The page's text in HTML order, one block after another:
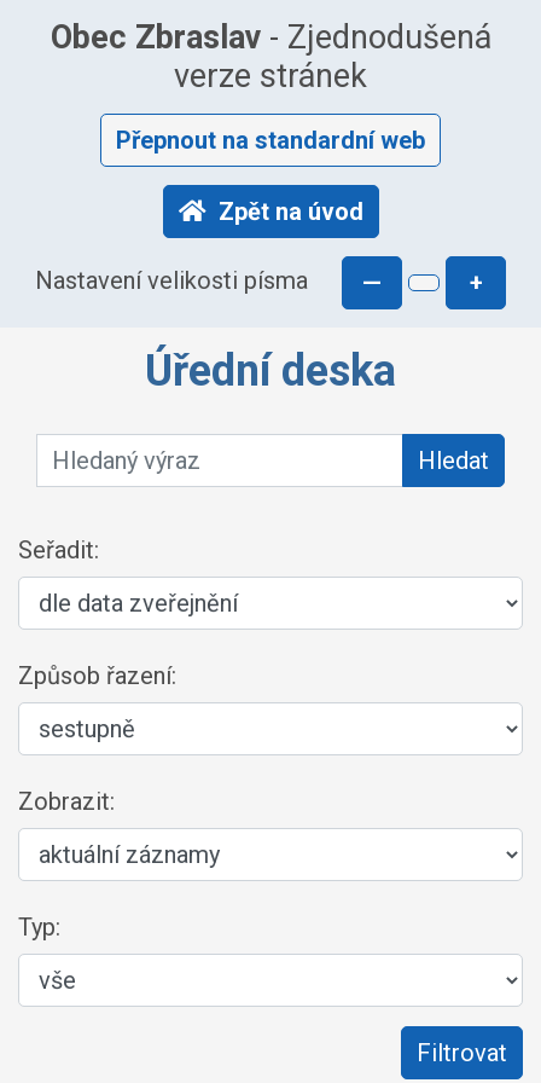
Obec Zbraslav- Zjednodušená
verze stránek
Přepnout na standardní web
Zpět na úvod
Nastavení velikosti písma — +
Úřední deska
Hledaný výraz: Hledat
Seřadit:
Způsob řazení:
Zobrazit:
Typ: